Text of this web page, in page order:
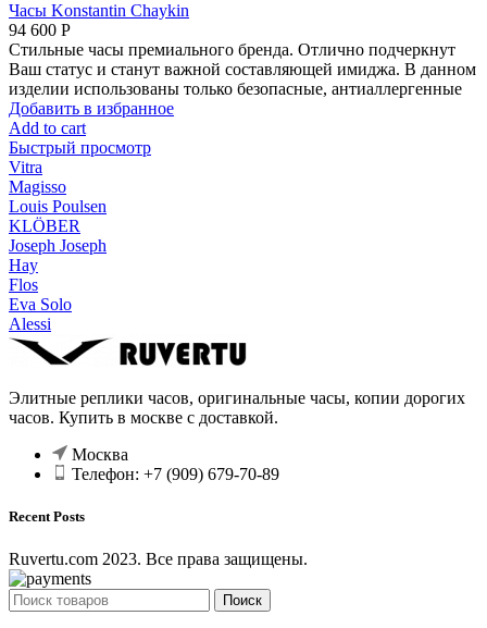
Часы Konstantin Chaykin
94 600 Р
Стильные часы премиального бренда. Отлично подчеркнут
Ваш статус и станут важной составляющей имиджа. В данном
изделии использованы только безопасные, антиаллергенные
Добавить в избранное
Add to cart
Быстрый просмотр
Vitra
Magisso
Louis Poulsen
KLÖBER
Joseph Joseph
Hay
Flos
Eva Solo
Alessi
Элитные реплики часов, оригинальные часы, копии дорогих
часов. Купить в москве с доставкой.
Москва
Телефон: +7 (909) 679-70-89
Recent Posts
Ruvertu.com 2023. Все права защищены.
Поиск